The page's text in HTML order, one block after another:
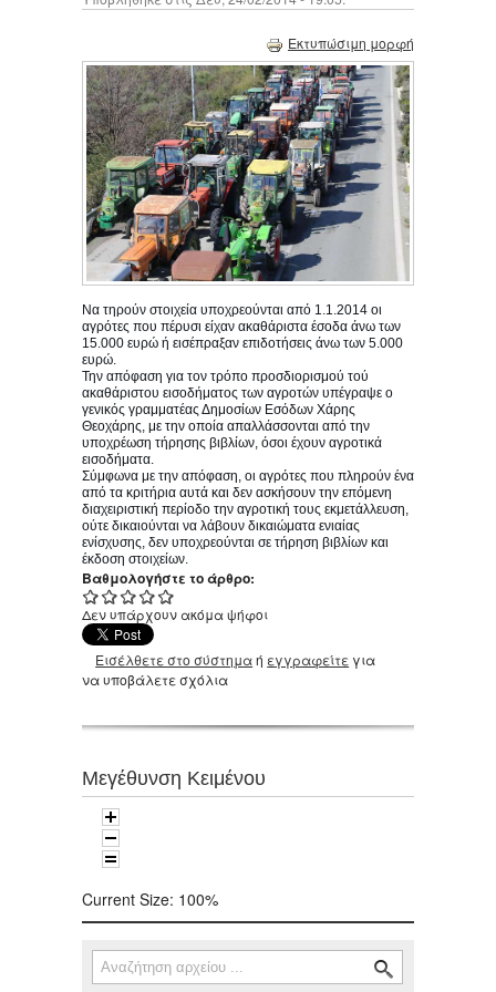
Εκτυπώσιμη μορφή
Να τηρούν στοιχεία υποχρεούνται από 1.1.2014 οι
αγρότες που πέρυσι είχαν ακαθάριστα έσοδα άνω των
15.000 ευρώ ή εισέπραξαν επιδοτήσεις άνω των 5.000
ευρώ.
Την απόφαση για τον τρόπο προσδιορισμού τού
ακαθάριστου εισοδήματος των αγροτών υπέγραψε ο
γενικός γραμματέας Δημοσίων Εσόδων Χάρης
Θεοχάρης, με την οποία απαλλάσσονται από την
υποχρέωση τήρησης βιβλίων, όσοι έχουν αγροτικά
εισοδήματα.
Σύμφωνα με την απόφαση, οι αγρότες που πληρούν ένα
από τα κριτήρια αυτά και δεν ασκήσουν την επόμενη
διαχειριστική περίοδο την αγροτική τους εκμετάλλευση,
ούτε δικαιούνται να λάβουν δικαιώματα ενιαίας
ενίσχυσης, δεν υποχρεούνται σε τήρηση βιβλίων και
έκδοση στοιχείων.
Βαθμολογήστε το άρθρο:
Δεν υπάρχουν ακόμα ψήφοι
Εισέλθετε στο σύστημαή εγγραφείτε για
να υποβάλετε σχόλια
Μεγέθυνση Κειμένου
Current Size: 100%
Φόρμα αναζήτησης
Αναζήτηση